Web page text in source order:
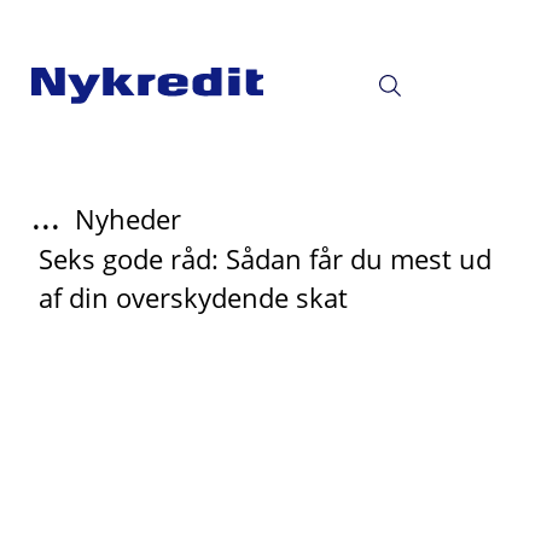
... Nyheder
Seks gode råd: Sådan får du mest ud
af din overskydende skat